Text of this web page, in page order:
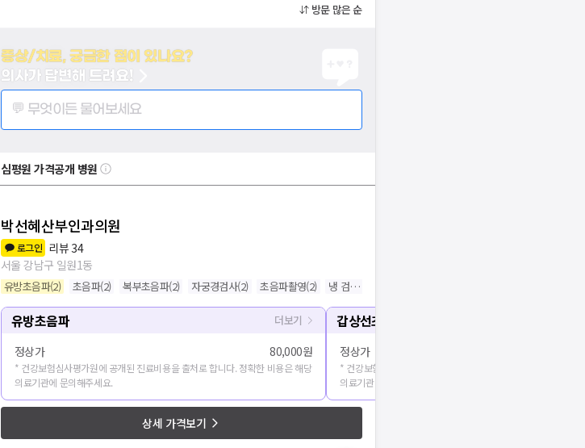
방문 많은 순
증상/치료, 궁금한 점이 있나요?
의사가 답변해 드려요!
💬 무엇이든 물어보세요
심평원 가격공개 병원
박선혜산부인과의원
로그인 리뷰 34
서울 강남구 일원1동
유방초음파(2) 초음파(2) 복부초음파(2) 자궁경검사(2) 초음파촬영(2) 냉 검사 (
유방초음파 더보기
정상가 80,000원
* 건강보험심사평가원에 공개된 진료비용을 출처로 합니다. 정확한 비용은 해당
의료기관에 문의해주세요.
갑상선초음파
정상가
* 건강보험심사평가원에 공개된 진료비용을 출처로 합니다. 정확
의료기관에 문의해주세요.
상세 가격보기